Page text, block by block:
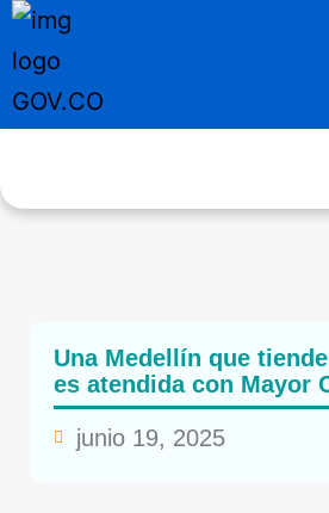
Una Medellín que
es atendida con Mayor
junio 19, 2025